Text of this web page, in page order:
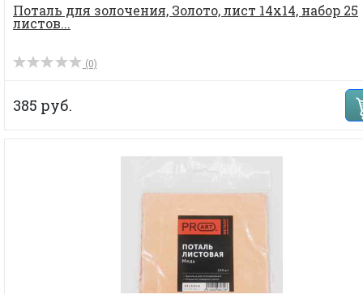
Поталь для золочения, Золото, лист 14х14, набор 25
листов...
(0)
385 руб.